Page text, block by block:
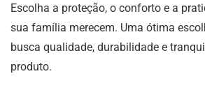
Escolha a proteção, o conforto e a
sua família merecem. Uma ótima
busca qualidade, durabilidade e
produto.